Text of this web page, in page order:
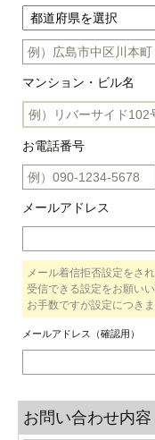
マンション・ビル名
お電話番号
メールアドレス
メール着信拒否設定をさ
受信できる設定をお願いい
お手数ですが設定につき
メールアドレス（確認用）
お問い合わせ内容